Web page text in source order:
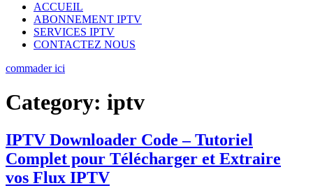
ACCUEIL
ABONNEMENT IPTV
SERVICES IPTV
CONTACTEZ NOUS
commader ici
Category: iptv
IPTV Downloader Code – Tutoriel
Complet pour Télécharger et Extraire
vos Flux IPTV